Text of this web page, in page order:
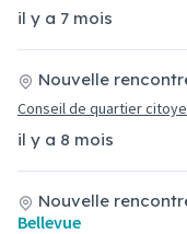
il y a 7 mois
il y a 8 mois
Nouvelle
Conseil de quartier
Nouvelle
Bellevue